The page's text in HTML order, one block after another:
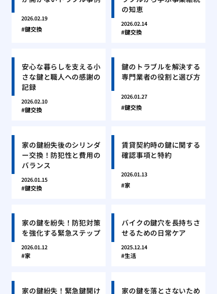
2026.02.19
鍵交換
の知恵
2026.02.14
鍵交換
安心な暮らしを支える小
さな鍵と職人への感謝の
記録
2026.02.10
鍵交換
鍵のトラブルを解決する
専門業者の役割と選び方
2026.01.27
鍵交換
家の鍵紛失後のシリンダ
ー交換！防犯性と費用の
バランス
2026.01.15
鍵交換
賃貸契約時の鍵に関する
確認事項と特約
2026.01.13
家
家の鍵を紛失！防犯対策
を強化する緊急ステップ
2026.01.12
家
バイクの鍵穴を長持ちさ
せるための日常ケア
2025.12.14
生活
家の鍵紛失！緊急鍵開け
家の鍵を落とさないため